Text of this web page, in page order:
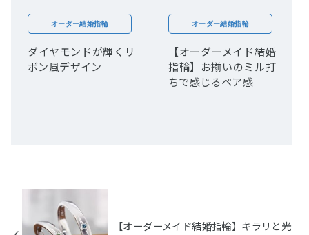
オーダー結婚指輪
ダイヤモンドが輝くリ
ボン風デザイン
オーダー結婚指輪
【オーダーメイド結婚
指輪】お揃いのミル打
ちで感じるペア感
【オーダーメイド結婚指輪】キラリと光